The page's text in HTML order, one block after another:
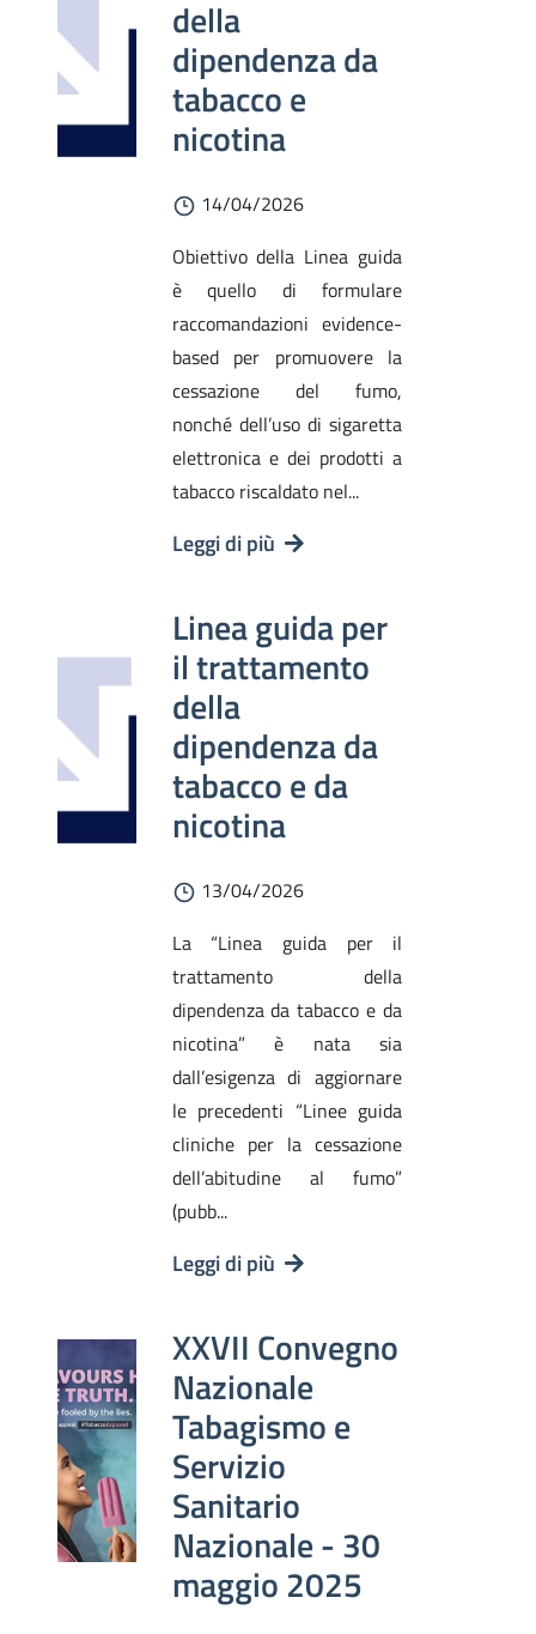
della
dipendenza da
tabacco e
nicotina
14/04/2026
Obiettivo della Linea guida
è quello di formulare
raccomandazioni evidence-
based per promuovere la
cessazione del fumo,
nonché dell’uso di sigaretta
elettronica e dei prodotti a
tabacco riscaldato nel...
Leggi di più
Linea guida per
il trattamento
della
dipendenza da
tabacco e da
nicotina
13/04/2026
La “Linea guida per il
trattamento della
dipendenza da tabacco e da
nicotina” è nata sia
dall’esigenza di aggiornare
le precedenti “Linee guida
cliniche per la cessazione
dell’abitudine al fumo”
(pubb...
Leggi di più
XXVII Convegno
Nazionale
Tabagismo e
Servizio
Sanitario
Nazionale - 30
maggio 2025